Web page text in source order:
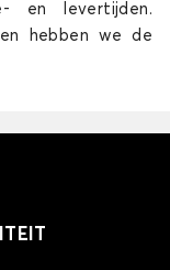
en levertijden.
hebben we de